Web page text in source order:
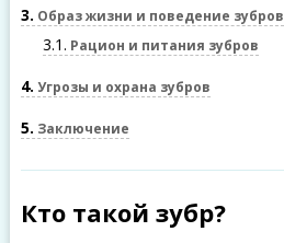
3 Образ жизни и поведение зубров
3.1 Рацион и питания зубров
4 Угрозы и охрана зубров
5 Заключение
Кто такой зубр?